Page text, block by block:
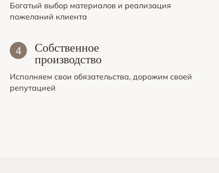
Богатый выбор материалов и реализация
пожеланий клиента
Собственное
производство
Исполняем свои обязательства, дорожим своей
репутацией